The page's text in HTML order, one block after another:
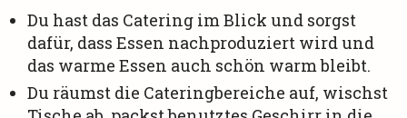
Du hast das Catering im Blick und sorgst
dafür, dass Essen nachproduziert wird und
das warme Essen auch schön warm bleibt.
Du räumst die Cateringbereiche auf, wischst